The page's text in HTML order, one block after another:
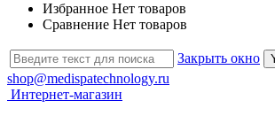
Избранное Нет товаров
Сравнение Нет товаров
Закрыть окно
shop@medispatechnology.ru
Интернет-магазин